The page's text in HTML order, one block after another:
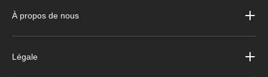
À propos de nous
Légale